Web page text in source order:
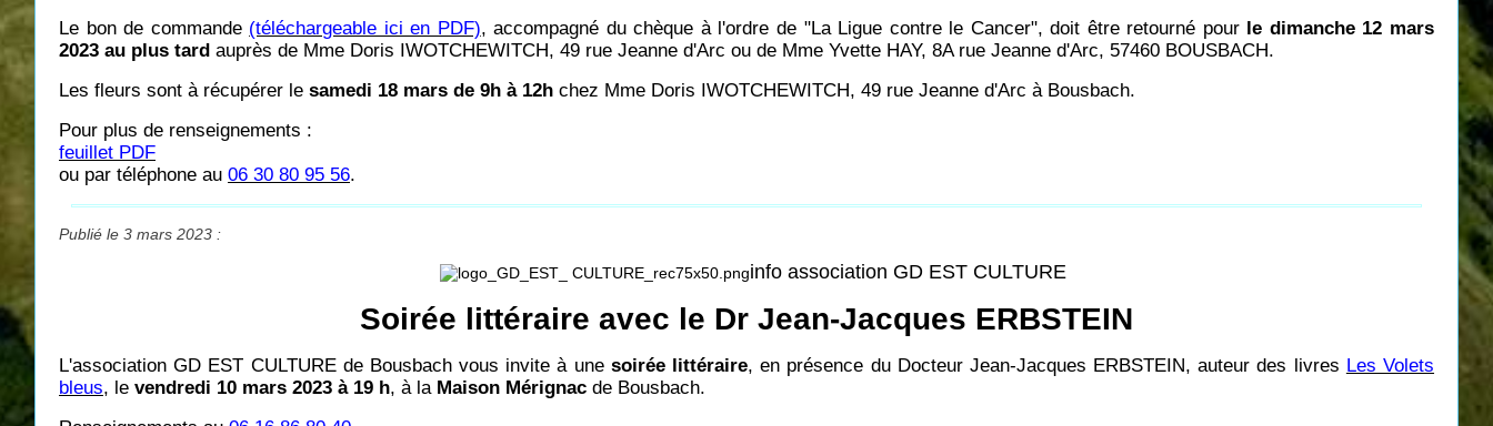
Le bon de commande (téléchargeable ici en PDF), accompagné du chèque à l'ordre de "La Ligue contre le Cancer", doit être retourné pour le dimanche 12 mars
2023 au plus tard auprès de Mme Doris IWOTCHEWITCH, 49 rue Jeanne d'Arc ou de Mme Yvette HAY, 8A rue Jeanne d'Arc, 57460 BOUSBACH.
Les fleurs sont à récupérer le samedi 18 mars de 9h à 12h chez Mme Doris IWOTCHEWITCH, 49 rue Jeanne d'Arc à Bousbach.
Pour plus de renseignements :
feuillet PDF
ou par téléphone au 06 30 80 95 56.
Publié le 3 mars 2023 :
info association GD EST CULTURE
Soirée littéraire avec le Dr Jean-Jacques ERBSTEIN
L'association GD EST CULTURE de Bousbach vous invite à une soirée littéraire, en présence du Docteur Jean-Jacques ERBSTEIN, auteur des livres Les Volets
bleus, le vendredi 10 mars 2023 à 19 h, à la Maison Mérignac de Bousbach.